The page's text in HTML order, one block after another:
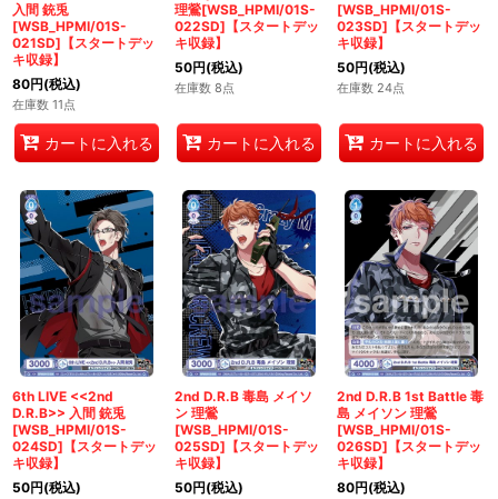
入間 銃兎
[WSB_HPMI/01S-
021SD]【スタートデッ
キ収録】
80円(税込)
在庫数 11点
カートに入れる
理鶯[WSB_HPMI/01S-
022SD]【スタートデッ
キ収録】
50円(税込)
在庫数 8点
カートに入れる
[WSB_HPMI/01S-
023SD]【スタートデッ
キ収録】
50円(税込)
在庫数 24点
カートに入れる
6th LIVE <<2nd
D.R.B>> 入間 銃兎
[WSB_HPMI/01S-
024SD]【スタートデッ
キ収録】
50円(税込)
2nd D.R.B 毒島 メイソ
ン 理鶯
[WSB_HPMI/01S-
025SD]【スタートデッ
キ収録】
50円(税込)
2nd D.R.B 1st Battle 毒
島 メイソン 理鶯
[WSB_HPMI/01S-
026SD]【スタートデッ
キ収録】
80円(税込)